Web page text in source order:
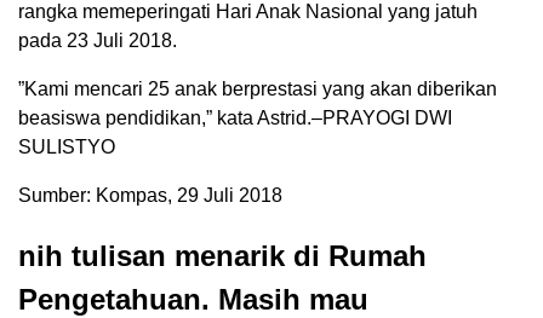
rangka memeperingati Hari Anak Nasional yang jatuh
pada 23 Juli 2018.
”Kami mencari 25 anak berprestasi yang akan diberikan
beasiswa pendidikan,” kata Astrid.–PRAYOGI DWI
SULISTYO
Sumber: Kompas, 29 Juli 2018
nih tulisan menarik di Rumah
Pengetahuan. Masih mau